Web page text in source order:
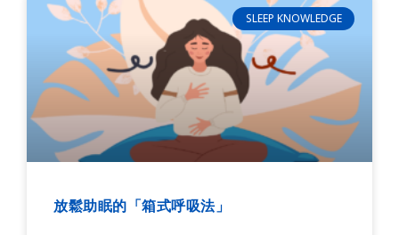
SLEEP KNOWLEDGE
放鬆助眠的「箱式呼吸法」